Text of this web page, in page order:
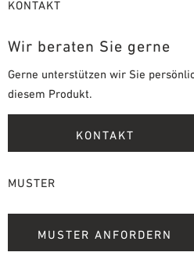
KONTAKT
Wir beraten Sie gerne
Gerne unterstützen wir Sie
diesem Produkt.
KONTAKT
MUSTER
MUSTER ANFORDERN